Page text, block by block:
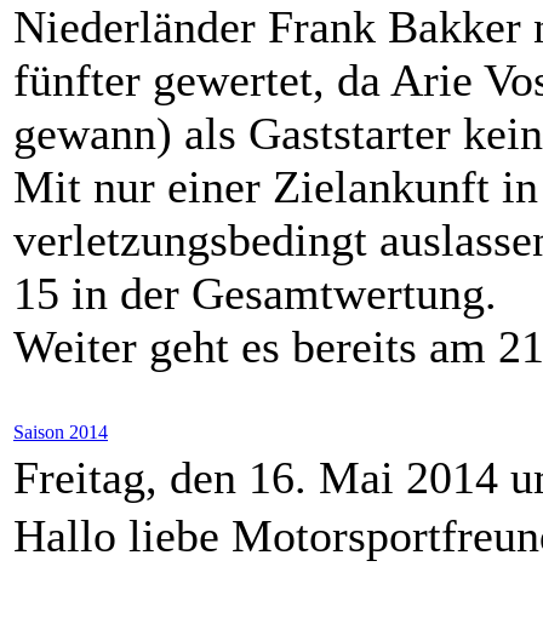
Niederländer Frank Bakker
fünfter gewertet, da Arie
gewann) als Gaststarter
Mit nur einer Zielankunft
verletzungsbedingt
15 in der Gesamtwertung.
Weiter geht es bereits am
Saison 2014
Freitag, den 16. Mai 2014
Hallo liebe